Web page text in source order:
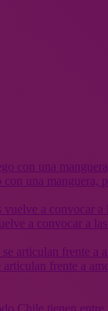
una manguera,
a convocar a
frente a
Chile tienen